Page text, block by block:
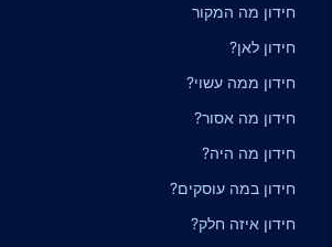
חידון מה המקור
חידון לאן?
חידון ממה עשוי?
חידון מה אסור?
חידון מה היה?
חידון במה עוסקים?
חידון איזה חלק?